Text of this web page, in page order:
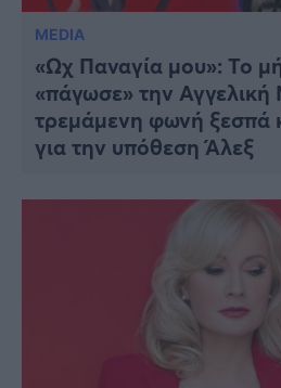
MEDIA
«Ωχ Παναγία μου»: Το
«πάγωσε» την
τρεμάμενη φωνή ξεσπά
για την υπόθεση Άλεξ